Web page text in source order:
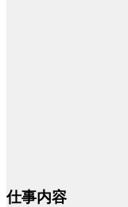
仕事内容